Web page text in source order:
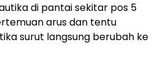
di pantai sekitar pos 5
arus dan tentu
surut langsung berubah ke